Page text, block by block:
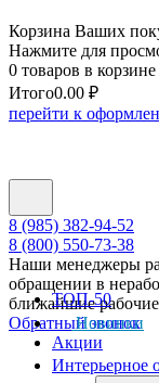
Корзина Ваших
Нажмите для
0 товаров в корзине
Итого0.00 ₽
перейти к
8 (985) 382-94-52
8 (800) 550-73-38
Наши менеджеры
обращении в
ближайшие
Обратный звонок
ТОП-50
Новинки
Акции
Интерьерное